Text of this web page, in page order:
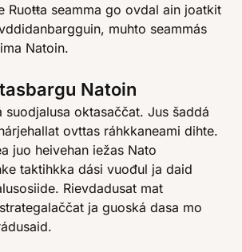
Ruoŧŧa seamma go ovdal ain joatkit
muhto seammás
Natoin.
Natoin
suodjalusa oktasaččat. Jus šaddá
ovttas ráhkkaneami dihte.
juo heivehan iežas Nato
taktihkka dási vuođul ja daid
Rievdadusat mat
ja guoská dasa mo